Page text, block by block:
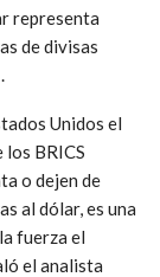
representa
de divisas
Unidos el
los BRICS
o dejen de
al dólar, es una
fuerza el
el analista